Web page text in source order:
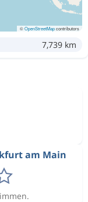
©OpenStreetMapcontributors
7,739 km
am Main